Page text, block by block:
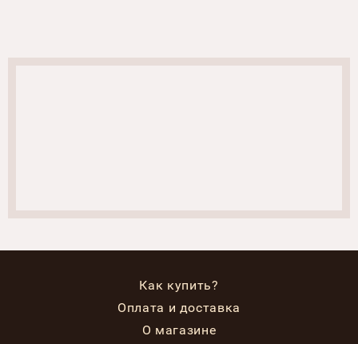
Как купить?
Оплата и доставка
О магазине